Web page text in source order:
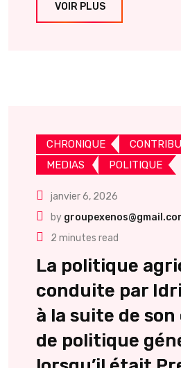
VOIR PLUS
CHRONIQUE
MEDIAS
POLITIQUE
janvier 6, 2026
by
2 minutes read
La politique
conduite par
à la suite de
de politique